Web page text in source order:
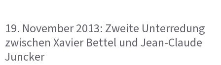
19. November 2013: Zweite Unterredung
zwischen Xavier Bettel und Jean-Claude
Juncker